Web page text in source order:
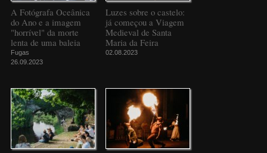
A Fotógrafa Oceânica
do Ano e a imagem
"horrível" da morte
lenta de uma baleia
Fugas
26.09.2023
Luzes sobre o castelo:
já começou a Viagem
Medieval de Santa
Maria da Feira
02.08.2023